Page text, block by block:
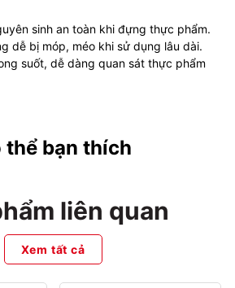
sinh an toàn khi đựng thực phẩm.
dễ bị móp, méo khi sử dụng lâu dài.
suốt, dễ dàng quan sát thực phẩm
thể bạn thích
liên quan
Xem tất cả